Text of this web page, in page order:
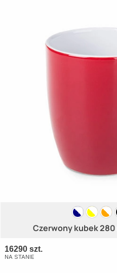
Czerwony kubek
16290 szt.
NA STANIE